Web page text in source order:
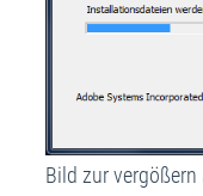
Bild zur vergößern